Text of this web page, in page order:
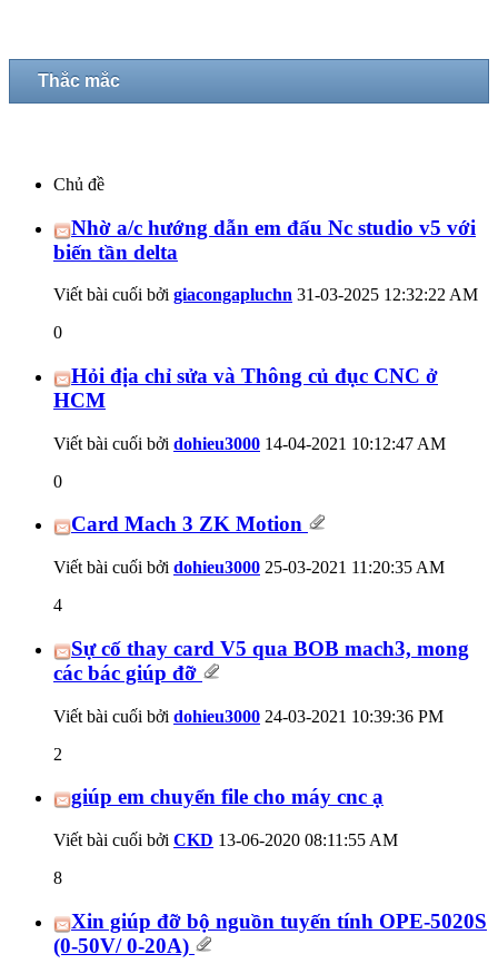
Thắc mắc
Chủ đề
Nhờ a/c hướng dẫn em đấu Nc studio v5 với
biến tần delta
Viết bài cuối bởi giacongapluchn 31-03-2025 12:32:22 AM
0
Hỏi địa chỉ sửa và Thông củ đục CNC ở
HCM
Viết bài cuối bởi dohieu3000 14-04-2021 10:12:47 AM
0
Card Mach 3 ZK Motion
Viết bài cuối bởi dohieu3000 25-03-2021 11:20:35 AM
4
Sự cố thay card V5 qua BOB mach3, mong
các bác giúp đỡ
Viết bài cuối bởi dohieu3000 24-03-2021 10:39:36 PM
2
giúp em chuyển file cho máy cnc ạ
Viết bài cuối bởi CKD 13-06-2020 08:11:55 AM
8
Xin giúp đỡ bộ nguồn tuyến tính OPE-5020S
(0-50V/ 0-20A)